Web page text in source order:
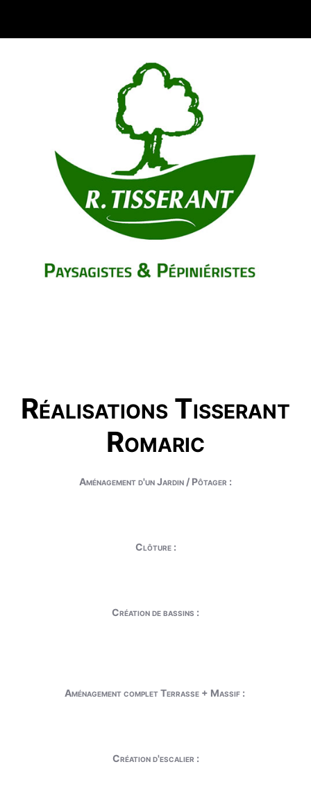
Réalisations Tisserant
Romaric
Aménagement d'un Jardin / Pôtager :
Clôture :
Création de bassins :
Aménagement complet Terrasse + Massif :
Création d'escalier :